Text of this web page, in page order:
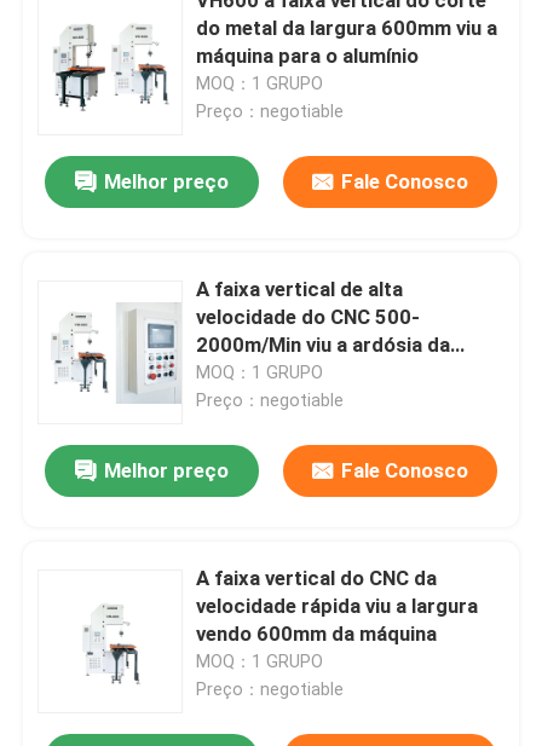
do metal da largura 600mm viu a
máquina para o alumínio
MOQ：1 GRUPO
Preço：negotiable
Melhor preço Fale Conosco
A faixa vertical de alta
velocidade do CNC 500-
2000m/Min viu a ardósia da
máquina cortar VH600
MOQ：1 GRUPO
Preço：negotiable
Melhor preço Fale Conosco
A faixa vertical do CNC da
velocidade rápida viu a largura
vendo 600mm da máquina
MOQ：1 GRUPO
Preço：negotiable